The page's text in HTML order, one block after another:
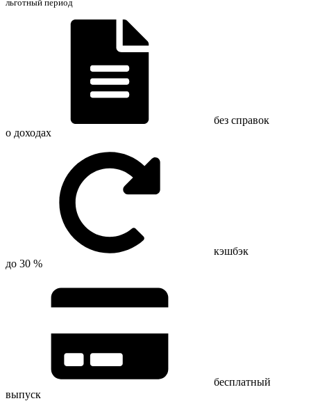
льготный период
без справок
о доходах
кэшбэк
до 30 %
бесплатный
выпуск